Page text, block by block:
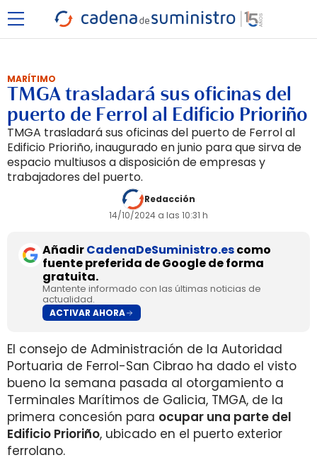
MARÍTIMO
TMGA trasladará sus oficinas del
puerto de Ferrol al Edificio Prioriño
TMGA trasladará sus oficinas del puerto de Ferrol al
Edificio Prioriño, inaugurado en junio para que sirva de
espacio multiusos a disposición de empresas y
trabajadores del puerto.
Redacción
14/10/2024 a las 10:31 h
AñadirCadenaDeSuministro.escomo
fuente preferida de Google de forma
gratuita.
Mantente informado con las últimas noticias de
actualidad.
ACTIVAR AHORA
El consejo de Administración de la Autoridad
Portuaria de Ferrol-San Cibrao ha dado el visto
bueno la semana pasada al otorgamiento a
Terminales Marítimos de Galicia, TMGA, de la
primera concesión para ocupar una parte del
Edificio Prioriño, ubicado en el puerto exterior
ferrolano.